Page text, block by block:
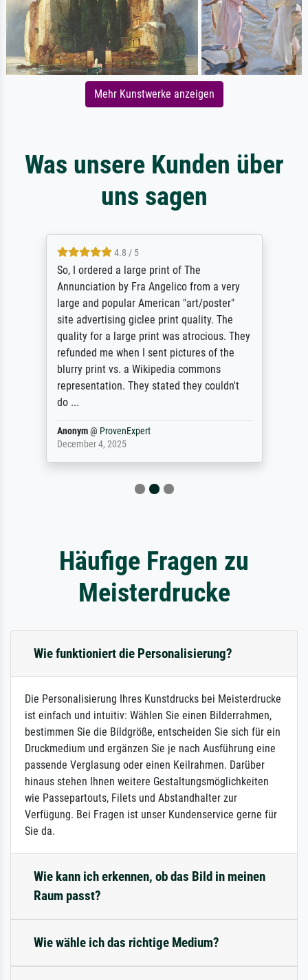
Mehr Kunstwerke anzeigen
Was unsere Kunden über
uns sagen
4.8 / 5
So, I ordered a large print of The
Annunciation by Fra Angelico from a very
large and popular American "art/poster"
site advertising giclee print quality. The
quality for a large print was atrocious. They
refunded me when I sent pictures of the
blurry print vs. a Wikipedia commons
representation. They stated they couldn't
do ...
Anonym@ ProvenExpert
December 4, 2025
Häufige Fragen zu
Meisterdrucke
Wie funktioniert die Personalisierung?
Die Personalisierung Ihres Kunstdrucks bei Meisterdrucke
ist einfach und intuitiv: Wählen Sie einen Bilderrahmen,
bestimmen Sie die Bildgröße, entscheiden Sie sich für ein
Druckmedium und ergänzen Sie je nach Ausführung eine
passende Verglasung oder einen Keilrahmen. Darüber
hinaus stehen Ihnen weitere Gestaltungsmöglichkeiten
wie Passepartouts, Filets und Abstandhalter zur
Verfügung. Bei Fragen ist unser Kundenservice gerne für
Sie da.
Wie kann ich erkennen, ob das Bild in meinen
Raum passt?
Wie wähle ich das richtige Medium?